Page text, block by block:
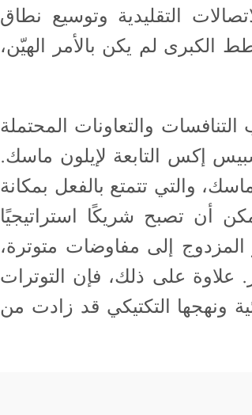
التقليدية وتوسيع نطاق
الكبرى لم يكن بالأمر الهيّن،
والتعاونات المحتملة
إكس التابعة لإيلون ماسك.
والتي تتمتع بالفعل بمكانة
أن تصبح شريكًا استراتيجيًا
إلى مفاوضات متوترة،
علاوة على ذلك، فإن التوترات
ونهجها التكتيكي قد زادت من